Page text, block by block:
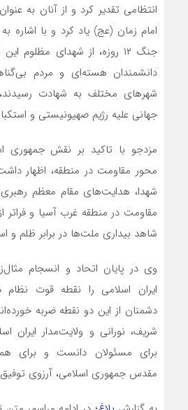
انتظامی تقدیر کرد و از آنان به
امام زمان (عج) یاد کرد و با اشاره
جنگ ۱۲ روزه، از شهدای مظلوم
دانشمندان هسته‌ای و مردم
شهرهای مختلف به شهادت
جهانی علیه رژیم صهیونیستی و
مزدجو با تاکید بر نقش جمهوری
محور مقاومت در منطقه، اظهار
شهدا، هدایت‌های مقام معظم
مقاومت در منطقه غرب آسیا و فراتر
شاهد بیداری ملت‌ها در برابر ظلم و
وی در پایان اتحاد و انسجام
ایران اسلامی را نقطه قوت
دشمنان از این دو نقطه ضربه
شریف، نورانی و ولایت‌مدار ایران
برای مسئولان دانست و برای
مقدس جمهوری اسلامی، آرزوی توفیق